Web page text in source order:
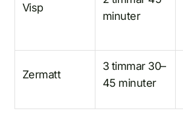
Visp
minuter
Zermatt
3 timmar 30–
45 minuter